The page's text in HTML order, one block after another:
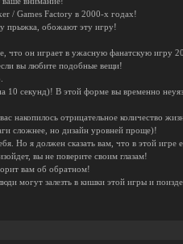
/ Games Factory в 2000-х годах!
прыжка, обожают эту игру!
что он играет в ужасную фанатскую игру
вы любите подобные вещи!
10 секунд)! В этой форме вы временно
накопилось отрицательное количество
сложнее, но дизайн уровней проще)!
Но я должен сказать вам, что в этой игре
вы не поверите своим глазам!
вам об обратном!
могут залезть в кишки этой игры и